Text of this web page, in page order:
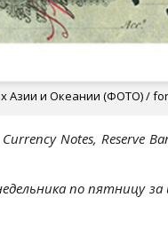
Азии и Океании (ФОТО) /
Notes, Reserve
по пятницу за